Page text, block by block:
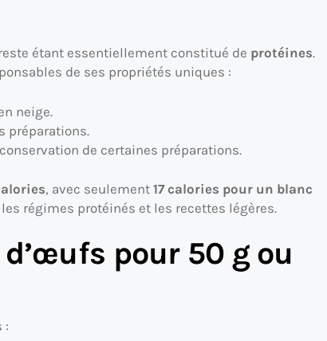
étant essentiellement constitué de protéines.
de ses propriétés uniques :
neige.
préparations.
de certaines préparations.
, avec seulement 17 calories pour un blanc
régimes protéinés et les recettes légères.
pour 50 g ou
: